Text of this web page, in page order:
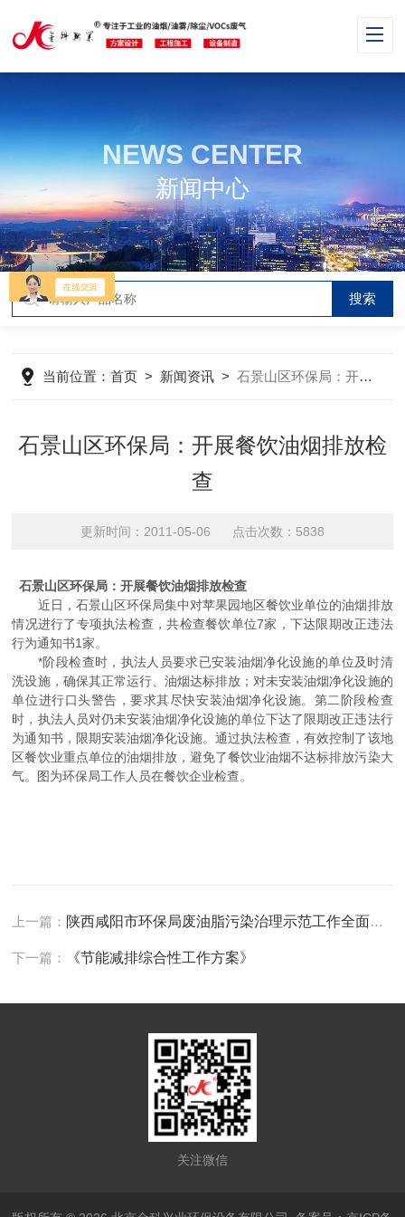
NEWS CENTER
新闻中心
当前位置：首页 > 新闻资讯 >石景山区环保局：开展餐饮油烟排放检查
石景山区环保局：开展餐饮油烟排放检
查
更新时间：2011-05-06 点击次数：5838
石景山区环保局：开展餐饮油烟排放检查
近日，石景山区环保局集中对苹果园地区餐饮业单位的油烟排放
情况进行了专项执法检查，共检查餐饮单位7家，下达限期改正违法
行为通知书1家。
*阶段检查时，执法人员要求已安装油烟净化设施的单位及时清
洗设施，确保其正常运行、油烟达标排放；对未安装油烟净化设施的
单位进行口头警告，要求其尽快安装油烟净化设施。第二阶段检查
时，执法人员对仍未安装油烟净化设施的单位下达了限期改正违法行
为通知书，限期安装油烟净化设施。通过执法检查，有效控制了该地
区餐饮业重点单位的油烟排放，避免了餐饮业油烟不达标排放污染大
气。图为环保局工作人员在餐饮企业检查。
上一篇： 陕西咸阳市环保局废油脂污染治理示范工作全面展开
下一篇： 《节能减排综合性工作方案》
关注微信